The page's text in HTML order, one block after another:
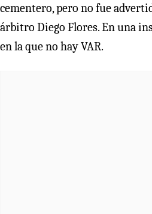
cementero, pero no fue
árbitro Diego Flores. En una
en la que no hay VAR.